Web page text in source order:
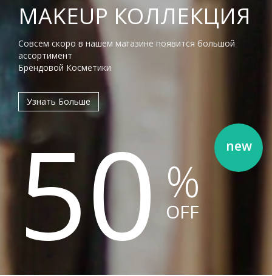
MAKEUP КОЛЛЕКЦИЯ
Совсем скоро в нашем магазине появится большой
ассортимент
Брендовой Косметики
Узнать Больше
50 %
OFF
new